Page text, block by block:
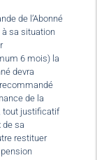
de l’Abonné
à sa situation
6 mois) la
devra
de la
tout justificatif
de sa
restituer